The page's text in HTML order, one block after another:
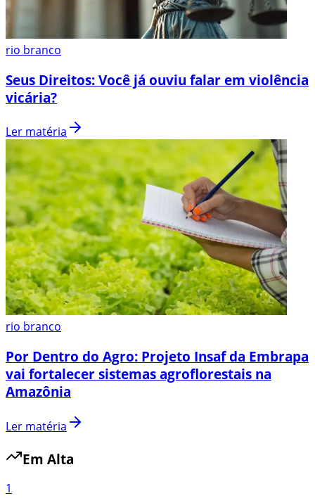
rio branco
Seus Direitos: Você já ouviu falar em violência
vicária?
Ler matéria
rio branco
Por Dentro do Agro: Projeto Insaf da Embrapa
vai fortalecer sistemas agroflorestais na
Amazônia
Ler matéria
Em Alta
1